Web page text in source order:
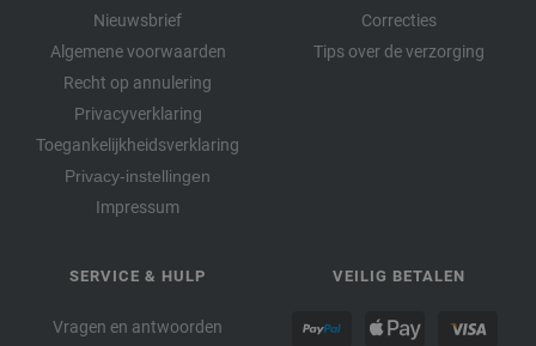
Nieuwsbrief
Algemene voorwaarden
Recht op annulering
Privacyverklaring
Toegankelijkheidsverklaring
Privacy-instellingen
Impressum
Correcties
Tips over de verzorging
SERVICE & HULP
Vragen en antwoorden
VEILIG BETALEN